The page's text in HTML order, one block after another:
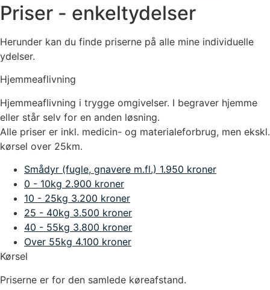
Priser - enkeltydelser
Herunder kan du finde priserne på alle mine individuelle
ydelser.
Hjemmeaflivning
Hjemmeaflivning i trygge omgivelser. I begraver hjemme
eller står selv for en anden løsning.
Alle priser er inkl. medicin- og materialeforbrug, men ekskl.
kørsel over 25km.
Smådyr (fugle, gnavere m.fl.) 1.950 kroner
0 - 10kg 2.900 kroner
10 - 25kg 3.200 kroner
25 - 40kg 3.500 kroner
40 - 55kg 3.800 kroner
Over 55kg 4.100 kroner
Kørsel
Priserne er for den samlede køreafstand.